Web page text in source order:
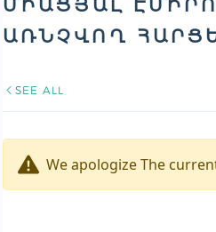
ՄԻԱՑՅԱԼ
ԱՌՆՉՎՈՂ
SEE ALL
We apologize The